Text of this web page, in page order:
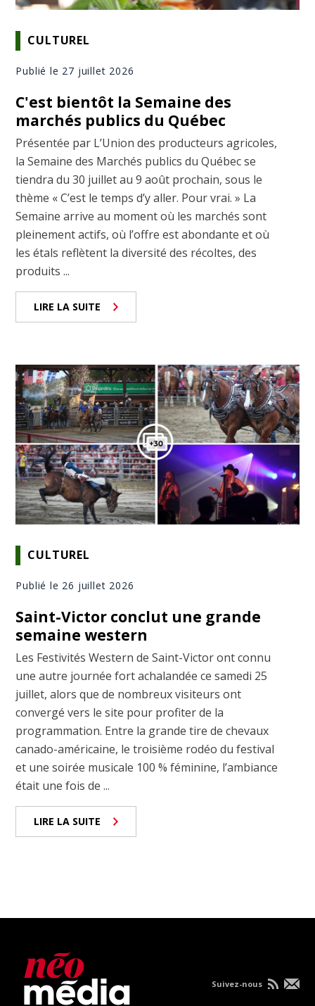
CULTUREL
Publié le 27 juillet 2026
C'est bientôt la Semaine des
marchés publics du Québec
Présentée par L’Union des producteurs agricoles,
la Semaine des Marchés publics du Québec se
tiendra du 30 juillet au 9 août prochain, sous le
thème « C’est le temps d’y aller. Pour vrai. » La
Semaine arrive au moment où les marchés sont
pleinement actifs, où l’offre est abondante et où
les étals reflètent la diversité des récoltes, des
produits ...
LIRE LA SUITE
CULTUREL
Publié le 26 juillet 2026
Saint-Victor conclut une grande
semaine western
Les Festivités Western de Saint-Victor ont connu
une autre journée fort achalandée ce samedi 25
juillet, alors que de nombreux visiteurs ont
convergé vers le site pour profiter de la
programmation. Entre la grande tire de chevaux
canado-américaine, le troisième rodéo du festival
et une soirée musicale 100 % féminine, l’ambiance
était une fois de ...
LIRE LA SUITE
Suivez-nous